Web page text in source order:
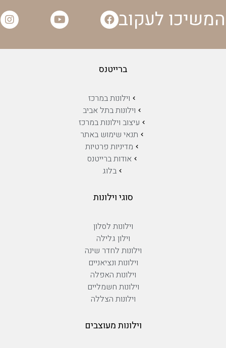
המשיכו לעקוב
ברייטנס
וילונות במרכז
וילונות בתל אביב
עיצוב וילונות במרכז
תנאי שימוש באתר
מדיניות פרטיות
אודות ברייטנס
בלוג
סוגי וילונות
וילונות לסלון
וילון גלילה
וילונות לחדר שינה
וילונות ונציאניים
וילונות האפלה
וילונות חשמליים
וילונות הצללה
וילונות מעוצבים